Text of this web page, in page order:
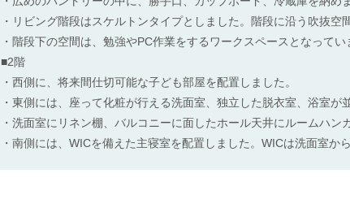
・リビング階段はスケルトンタイプとしました。階段に沿う吹抜空
・階段下の空間は、勉強やPC作業をするワークスペースとなってい
■2階
・西側に、将来間仕切可能な子ども部屋を配置しました。
・東側には、座って化粧が行える洗面室、独立した脱衣室、浴室が
・洗面室にリネン棚、バルコニーに面したホール天井にルームハ
・南側には、WICを備えた主寝室を配置しました。WICは洗面室か